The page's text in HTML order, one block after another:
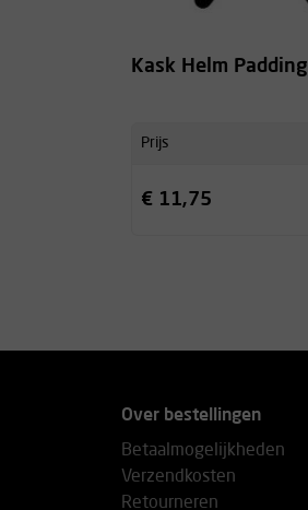
Kask Helm Padding
Prijs
€ 11,75
Over bestellingen
Betaalmogelijkheden
Verzendkosten
Retourneren